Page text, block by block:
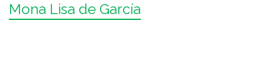
Mona Lisa de García